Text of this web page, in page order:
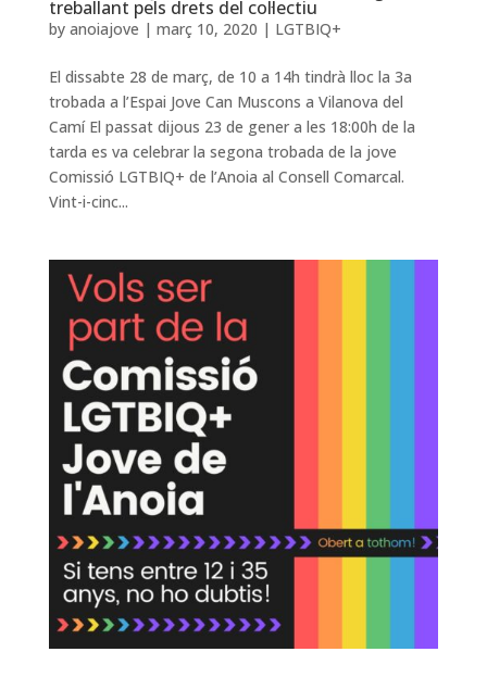
treballant pels drets del col·lectiu
by anoiajove | març 10, 2020 | LGTBIQ+
El dissabte 28 de març, de 10 a 14h tindrà lloc la 3a
trobada a l’Espai Jove Can Muscons a Vilanova del
Camí El passat dijous 23 de gener a les 18:00h de la
tarda es va celebrar la segona trobada de la jove
Comissió LGTBIQ+ de l’Anoia al Consell Comarcal.
Vint-i-cinc...